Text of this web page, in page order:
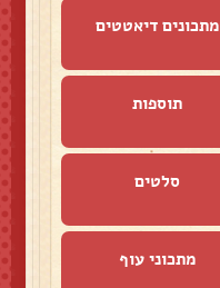
מתכונים דיאטטים
תוספות
סלטים
מתכוני עוף